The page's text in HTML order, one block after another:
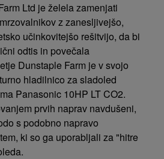
Ltd je želela zamenjati
z zanesljivejšo,
učinkovitejšo rešitvijo, da bi
odtis in povečala
Dunstaple Farm je v svojo
hladilnico za sladoled
Panasonic 10HP LT CO2.
prvih naprav navdušeni,
s podobno napravo
ki so ga uporabljali za "hitre